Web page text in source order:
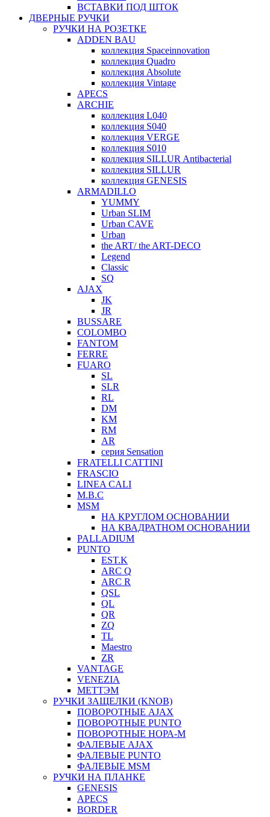
ВСТАВКИ ПОД ШТОК
ДВЕРНЫЕ РУЧКИ
РУЧКИ НА РОЗЕТКЕ
ADDEN BAU
коллекция Spaceinnovation
коллекция Quadro
коллекция Absolute
коллекция Vintage
APECS
ARCHIE
коллекция L040
коллекция S040
коллекция VERGE
коллекция S010
коллекция SILLUR Antibacterial
коллекция SILLUR
коллекция GENESIS
ARMADILLO
YUMMY
Urban SLIM
Urban CAVE
Urban
the ART/ the ART-DECO
Legend
Classic
SQ
AJAX
JK
JR
BUSSARE
COLOMBO
FANTOM
FERRE
FUARO
SL
SLR
RL
DM
KM
RM
AR
серия Sensation
FRATELLI CATTINI
FRASCIO
LINEA CALI
M.B.C
MSM
НА КРУГЛОМ ОСНОВАНИИ
НА КВАДРАТНОМ ОСНОВАНИИ
PALLADIUM
PUNTO
EST.K
ARC Q
ARC R
QSL
QL
QR
ZQ
TL
Maestro
ZR
VANTAGE
VENEZIA
МЕТТЭМ
РУЧКИ ЗАЩЕЛКИ (KNOB)
ПОВОРОТНЫЕ AJAX
ПОВОРОТНЫЕ PUNTO
ПОВОРОТНЫЕ НОРА-М
ФАЛЕВЫЕ AJAX
ФАЛЕВЫЕ PUNTO
ФАЛЕВЫЕ MSM
РУЧКИ НА ПЛАНКЕ
GENESIS
APECS
BORDER